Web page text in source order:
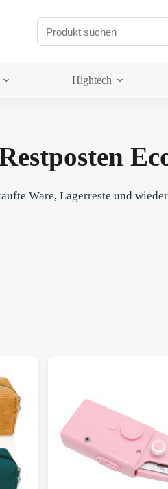
Hightech
Ware, Lagerreste und